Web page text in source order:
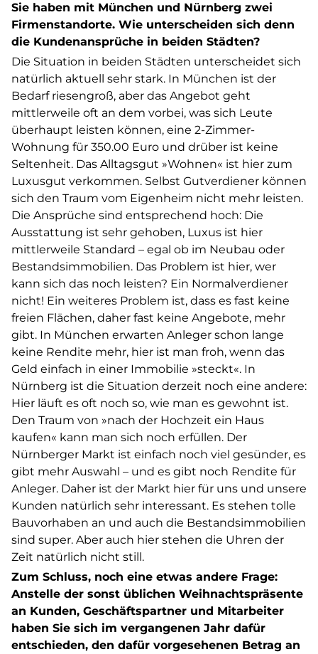
Sie haben mit München und Nürnberg zwei
Firmenstandorte. Wie unterscheiden sich denn
die Kundenansprüche in beiden Städten?
Die Situation in beiden Städten unterscheidet sich
natürlich aktuell sehr stark. In München ist der
Bedarf riesengroß, aber das Angebot geht
mittlerweile oft an dem vorbei, was sich Leute
überhaupt leisten können, eine 2-Zimmer-
Wohnung für 350.00 Euro und drüber ist keine
Seltenheit. Das Alltagsgut »Wohnen« ist hier zum
Luxusgut verkommen. Selbst Gutverdiener können
sich den Traum vom Eigenheim nicht mehr leisten.
Die Ansprüche sind entsprechend hoch: Die
Ausstattung ist sehr gehoben, Luxus ist hier
mittlerweile Standard – egal ob im Neubau oder
Bestandsimmobilien. Das Problem ist hier, wer
kann sich das noch leisten? Ein Normalverdiener
nicht! Ein weiteres Problem ist, dass es fast keine
freien Flächen, daher fast keine Angebote, mehr
gibt. In München erwarten Anleger schon lange
keine Rendite mehr, hier ist man froh, wenn das
Geld einfach in einer Immobilie »steckt«. In
Nürnberg ist die Situation derzeit noch eine andere:
Hier läuft es oft noch so, wie man es gewohnt ist.
Den Traum von »nach der Hochzeit ein Haus
kaufen« kann man sich noch erfüllen. Der
Nürnberger Markt ist einfach noch viel gesünder, es
gibt mehr Auswahl – und es gibt noch Rendite für
Anleger. Daher ist der Markt hier für uns und unsere
Kunden natürlich sehr interessant. Es stehen tolle
Bauvorhaben an und auch die Bestandsimmobilien
sind super. Aber auch hier stehen die Uhren der
Zeit natürlich nicht still.
Zum Schluss, noch eine etwas andere Frage:
Anstelle der sonst üblichen Weihnachtspräsente
an Kunden, Geschäftspartner und Mitarbeiter
haben Sie sich im vergangenen Jahr dafür
entschieden, den dafür vorgesehenen Betrag an